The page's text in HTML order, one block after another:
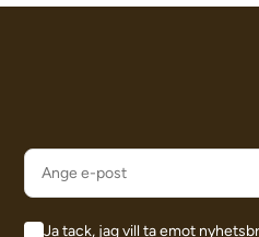
Ja tack, jag vill ta emot